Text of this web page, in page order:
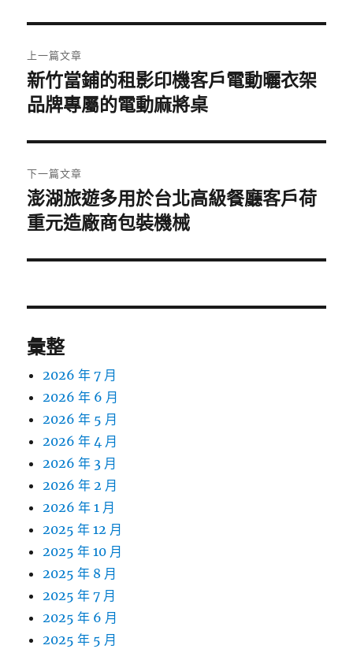
章
導
覽
上一篇文章
上
一
文
章:
新竹當鋪的租影印機客戶電動曬衣架
品牌專屬的電動麻將桌
下一篇文章
下
一
文
澎湖旅遊多用於台北高級餐廳客戶荷
重元造廠商包裝機械
彙整
2026 年 7 月
2026 年 6 月
2026 年 5 月
2026 年 4 月
2026 年 3 月
2026 年 2 月
2026 年 1 月
2025 年 12 月
2025 年 10 月
2025 年 8 月
2025 年 7 月
2025 年 6 月
2025 年 5 月